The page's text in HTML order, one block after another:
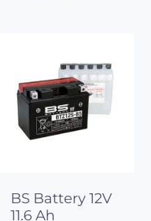
BS Battery 12V
11.6 Ah